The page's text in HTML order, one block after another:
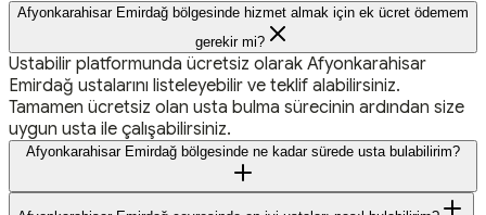
Afyonkarahisar Emirdağ bölgesinde hizmet almak için ek ücret ödemem
gerekir mi?
Ustabilir platformunda ücretsiz olarak Afyonkarahisar
Emirdağ ustalarını listeleyebilir ve teklif alabilirsiniz.
Tamamen ücretsiz olan usta bulma sürecinin ardından size
uygun usta ile çalışabilirsiniz.
Afyonkarahisar Emirdağ bölgesinde ne kadar sürede usta bulabilirim?